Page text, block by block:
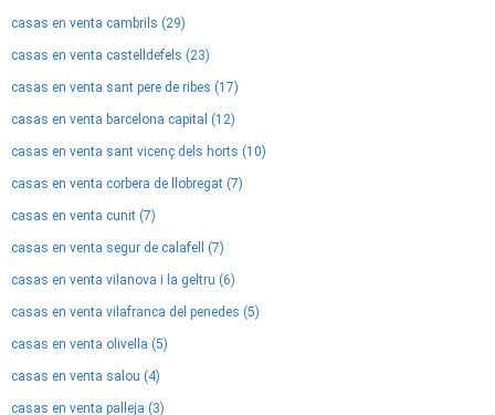
casas en venta cambrils (29)
casas en venta castelldefels (23)
casas en venta sant pere de ribes (17)
casas en venta barcelona capital (12)
casas en venta sant vicenç dels horts (10)
casas en venta corbera de llobregat (7)
casas en venta cunit (7)
casas en venta segur de calafell (7)
casas en venta vilanova i la geltru (6)
casas en venta vilafranca del penedes (5)
casas en venta olivella (5)
casas en venta salou (4)
casas en venta palleja (3)